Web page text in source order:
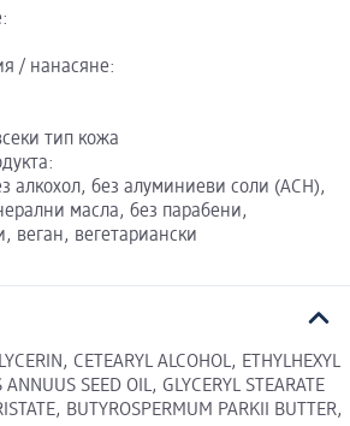
/ нанасяне:
тип кожа
алкохол, без алуминиеви соли (ACH),
масла, без парабени,
веган, вегетариански
CETEARYL ALCOHOL, ETHYLHEXYL
SEED OIL, GLYCERYL STEARATE
BUTYROSPERMUM PARKII BUTTER,